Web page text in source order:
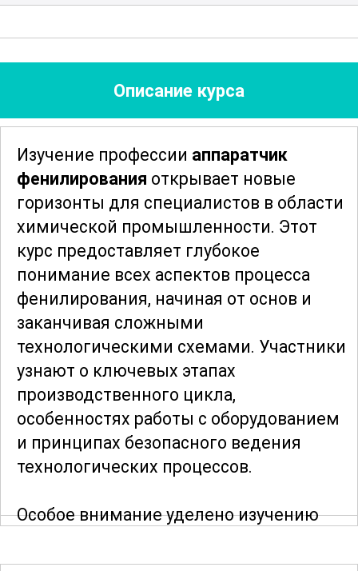
Описание курса
Изучение профессии аппаратчик
фенилирования открывает новые
горизонты для специалистов в области
химической промышленности. Этот
курс предоставляет глубокое
понимание всех аспектов процесса
фенилирования, начиная от основ и
заканчивая сложными
технологическими схемами. Участники
узнают о ключевых этапах
производственного цикла,
особенностях работы с оборудованием
и принципах безопасного ведения
технологических процессов.
Особое внимание уделено изучению
при фенилировании. Программа